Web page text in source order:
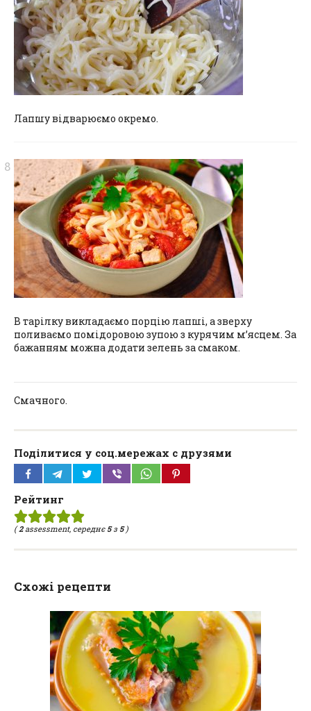
Лапшу відварюємо окремо.
В тарілку викладаємо порцію лапші, а зверху
поливаємо помідоровою зупою з курячим м’ясцем. За
бажанням можна додати зелень за смаком.
Смачного.
Поділитися у соц.мережах с друзями
Рейтинг
(2assessment, середнє5з 5)
Схожі рецепти